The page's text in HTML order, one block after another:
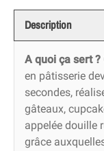
Description
A quoi ça sert ?
en pâtisserie
secondes,
gâteaux,
appelée douille
grâce